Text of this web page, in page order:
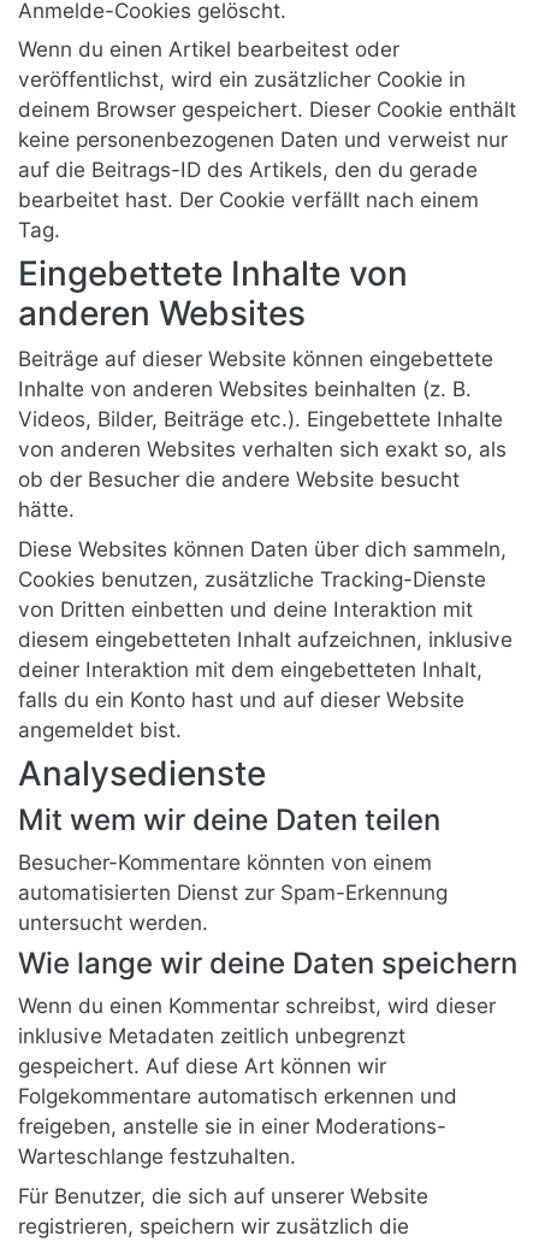
Anmelde-Cookies gelöscht.
Wenn du einen Artikel bearbeitest oder
veröffentlichst, wird ein zusätzlicher Cookie in
deinem Browser gespeichert. Dieser Cookie enthält
keine personenbezogenen Daten und verweist nur
auf die Beitrags-ID des Artikels, den du gerade
bearbeitet hast. Der Cookie verfällt nach einem
Tag.
Eingebettete Inhalte von
anderen Websites
Beiträge auf dieser Website können eingebettete
Inhalte von anderen Websites beinhalten (z. B.
Videos, Bilder, Beiträge etc.). Eingebettete Inhalte
von anderen Websites verhalten sich exakt so, als
ob der Besucher die andere Website besucht
hätte.
Diese Websites können Daten über dich sammeln,
Cookies benutzen, zusätzliche Tracking-Dienste
von Dritten einbetten und deine Interaktion mit
diesem eingebetteten Inhalt aufzeichnen, inklusive
deiner Interaktion mit dem eingebetteten Inhalt,
falls du ein Konto hast und auf dieser Website
angemeldet bist.
Analysedienste
Mit wem wir deine Daten teilen
Besucher-Kommentare könnten von einem
automatisierten Dienst zur Spam-Erkennung
untersucht werden.
Wie lange wir deine Daten speichern
Wenn du einen Kommentar schreibst, wird dieser
inklusive Metadaten zeitlich unbegrenzt
gespeichert. Auf diese Art können wir
Folgekommentare automatisch erkennen und
freigeben, anstelle sie in einer Moderations-
Warteschlange festzuhalten.
Für Benutzer, die sich auf unserer Website
registrieren, speichern wir zusätzlich die